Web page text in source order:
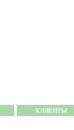
КЛИЕНТЫ